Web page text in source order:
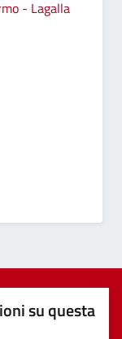
- Lagalla
su questa